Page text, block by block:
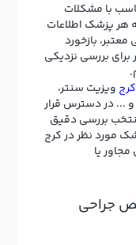
با مشکلات
هر پزشک اطلاعات
بازخورد
بررسی نزدیکی
ویزیت سنتر،
... در دسترس قرار
بررسی دقیق
مورد نظر در کرج
یا
جراحی